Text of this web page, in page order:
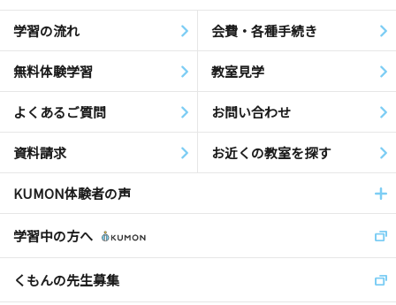
学習の流れ 会費・各種手続き
無料体験学習 教室見学
よくあるご質問 お問い合わせ
資料請求 お近くの教室を探す
KUMON体験者の声
学習中の方へ
くもんの先生募集